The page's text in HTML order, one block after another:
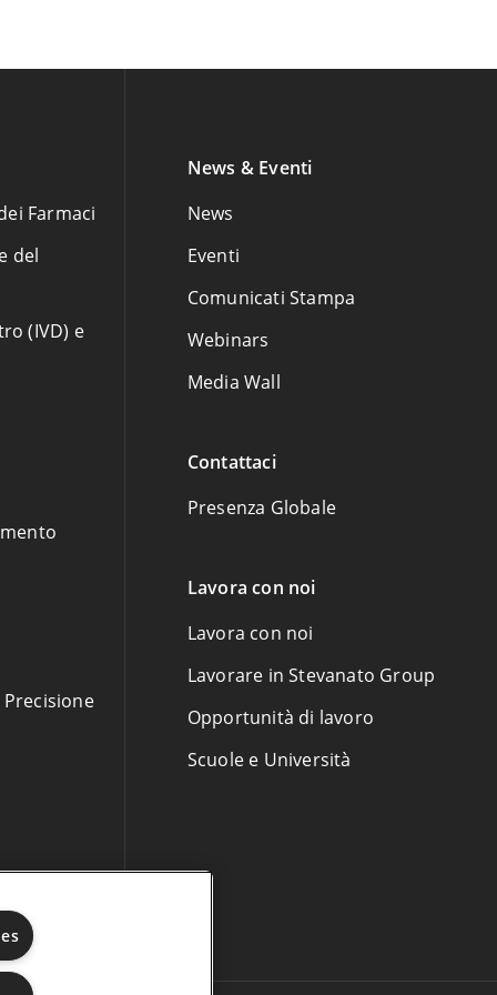
Farmaci
del
(IVD) e
News & Eventi
News
Eventi
Comunicati Stampa
Webinars
Media Wall
Contattaci
Presenza Globale
Lavora con noi
Lavora con noi
Lavorare in Stevanato Group
Opportunità di lavoro
Scuole e Università